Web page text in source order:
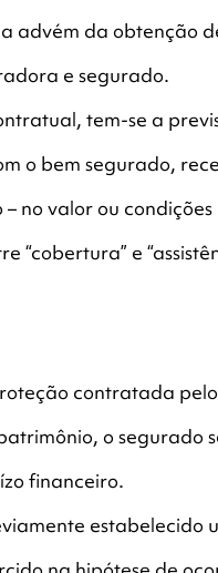
advém da obtenção
e segurado.
tem-se a
o bem segurado,
no valor ou
“cobertura” e
contratada
o segurado
financeiro.
estabelecido